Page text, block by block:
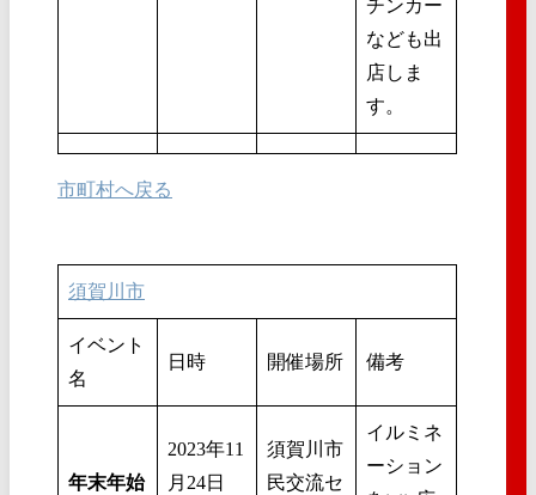
チンカー
なども出
店しま
す。
市町村へ戻る
須賀川市
イベント
名
日時 開催場所 備考
年末年始
2023年11
月24日
須賀川市
民交流セ
イルミネ
ーション